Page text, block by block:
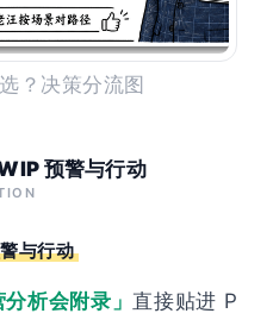
？决策分流图
预警与行动
与行动
分析会附录」 直接贴进 P